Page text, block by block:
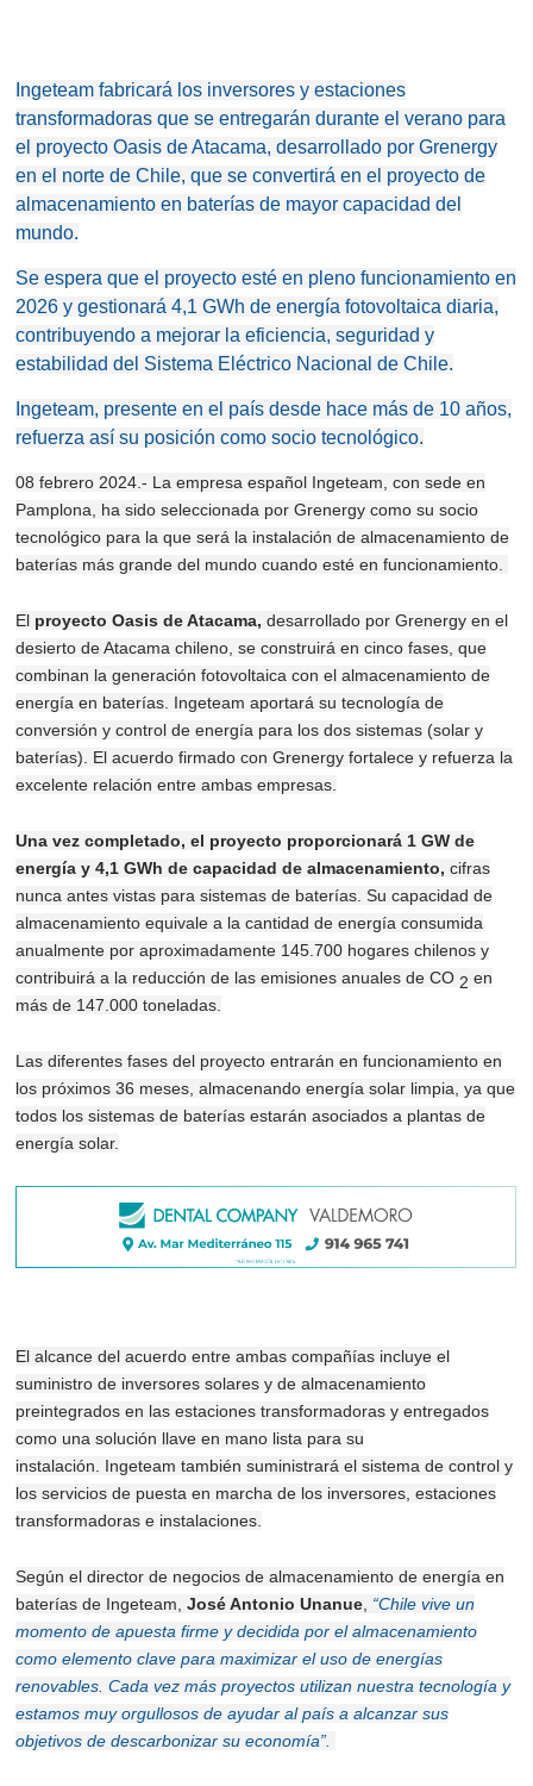
Ingeteam fabricará los inversores y estaciones
transformadoras que se entregarán durante el verano para
el proyecto Oasis de Atacama, desarrollado por Grenergy
en el norte de Chile, que se convertirá en el proyecto de
almacenamiento en baterías de mayor capacidad del
mundo.
Se espera que el proyecto esté en pleno funcionamiento en
2026 y gestionará 4,1 GWh de energía fotovoltaica diaria,
contribuyendo a mejorar la eficiencia, seguridad y
estabilidad del Sistema Eléctrico Nacional de Chile.
Ingeteam, presente en el país desde hace más de 10 años,
refuerza así su posición como socio tecnológico.
08 febrero 2024.- La empresa español Ingeteam, con sede en
Pamplona, ha sido seleccionada por Grenergy como su socio
tecnológico para la que será la instalación de almacenamiento de
baterías más grande del mundo cuando esté en funcionamiento.
El proyecto Oasis de Atacama, desarrollado por Grenergy en el
desierto de Atacama chileno, se construirá en cinco fases, que
combinan la generación fotovoltaica con el almacenamiento de
energía en baterías. Ingeteam aportará su tecnología de
conversión y control de energía para los dos sistemas (solar y
baterías). El acuerdo firmado con Grenergy fortalece y refuerza la
excelente relación entre ambas empresas.
Una vez completado, el proyecto proporcionará 1 GW de
energía y 4,1 GWh de capacidad de almacenamiento, cifras
nunca antes vistas para sistemas de baterías.Su capacidad de
almacenamiento equivale a la cantidad de energía consumida
anualmente por aproximadamente 145.700 hogares chilenos y
contribuirá a la reducción de las emisiones anuales de CO 2 en
más de 147.000 toneladas.
Las diferentes fases del proyecto entrarán en funcionamiento en
los próximos 36 meses, almacenando energía solar limpia, ya que
todos los sistemas de baterías estarán asociados a plantas de
energía solar.
El alcance del acuerdo entre ambas compañías incluye el
suministro de inversores solares y de almacenamiento
preintegrados en las estaciones transformadoras y entregados
como una solución llave en mano lista para su
instalación. Ingeteam también suministrará el sistema de control y
los servicios de puesta en marcha de los inversores, estaciones
transformadoras e instalaciones.
Según el director de negocios de almacenamiento de energía en
baterías de Ingeteam,José Antonio Unanue “Chile vive un
momento de apuesta firme y decidida por el almacenamiento
como elemento clave para maximizar el uso de energías
renovables.Cada vez más proyectos utilizan nuestra tecnología y
estamos muy orgullosos de ayudar al país a alcanzar sus
objetivos de descarbonizar su economía”.